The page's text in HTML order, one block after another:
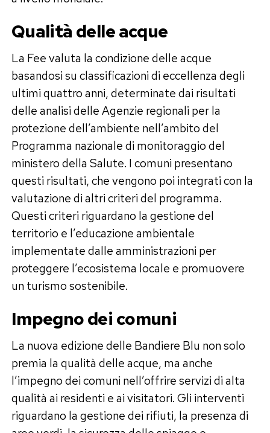
Qualità delle acque
La Fee valuta la condizione delle acque
basandosi su classificazioni di eccellenza degli
ultimi quattro anni, determinate dai risultati
delle analisi delle Agenzie regionali per la
protezione dell’ambiente nell’ambito del
Programma nazionale di monitoraggio del
ministero della Salute. I comuni presentano
questi risultati, che vengono poi integrati con la
valutazione di altri criteri del programma.
Questi criteri riguardano la gestione del
territorio e l’educazione ambientale
implementate dalle amministrazioni per
proteggere l’ecosistema locale e promuovere
un turismo sostenibile.
Impegno dei comuni
La nuova edizione delle Bandiere Blu non solo
premia la qualità delle acque, ma anche
l’impegno dei comuni nell’offrire servizi di alta
qualità ai residenti e ai visitatori. Gli interventi
riguardano la gestione dei rifiuti, la presenza di